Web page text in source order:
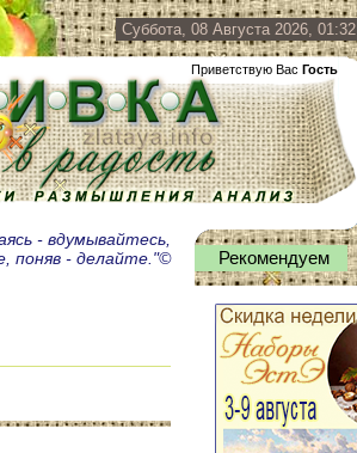
Суббота, 08 Августа 2026, 01:32
Приветствую Вас Гость
- вдумывайтесь,
поняв - делайте."©
Рекомендуем